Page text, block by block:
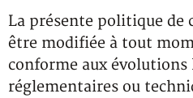
La présente politique
être modifiée à tout
conforme aux évolutions
réglementaires ou